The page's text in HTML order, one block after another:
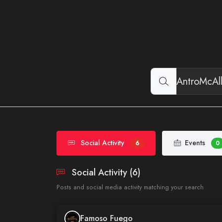
Social Activity 6 Events 0
Social Activity (6)
Posts and social media activity matching your search
Famoso Fuego